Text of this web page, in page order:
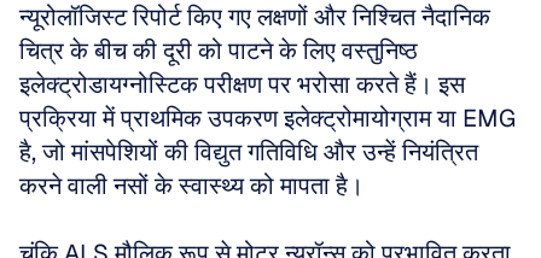
न्यूरोलॉजिस्ट रिपोर्ट किए गए लक्षणों और निश्चित नैदानिक
चित्र के बीच की दूरी को पाटने के लिए वस्तुनिष्ठ
इलेक्ट्रोडायग्नोस्टिक परीक्षण पर भरोसा करते हैं। इस
प्रक्रिया में प्राथमिक उपकरण इलेक्ट्रोमायोग्राम या EMG
है, जो मांसपेशियों की विद्युत गतिविधि और उन्हें नियंत्रित
करने वाली नसों के स्वास्थ्य को मापता है।